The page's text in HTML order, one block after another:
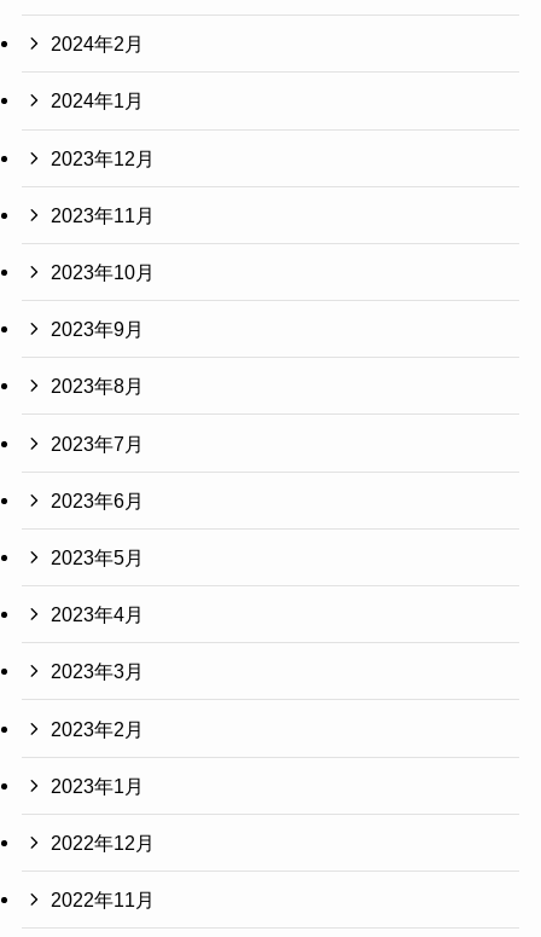
2024年2月
2024年1月
2023年12月
2023年11月
2023年10月
2023年9月
2023年8月
2023年7月
2023年6月
2023年5月
2023年4月
2023年3月
2023年2月
2023年1月
2022年12月
2022年11月